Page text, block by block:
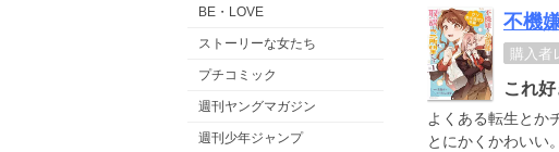
BE・LOVE
ストーリーな女たち
プチコミック
週刊ヤングマガジン
週刊少年ジャンプ
不機
購入者
これ好
よくある転生とか
とにかくかわいい